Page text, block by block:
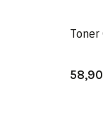
Toner
58,90